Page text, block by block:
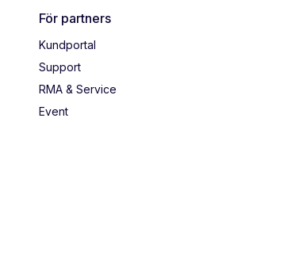
För partners
Kundportal
Support
RMA & Service
Event